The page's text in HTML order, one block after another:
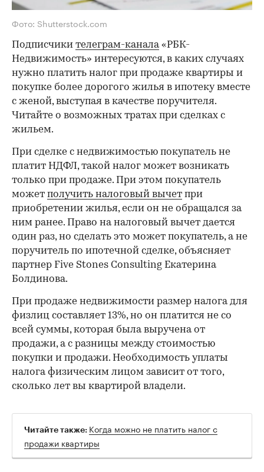
Фото: Shutterstock.com
Подписчики телеграм-канала«РБК-
Недвижимость» интересуются, в каких случаях
нужно платить налог при продаже квартиры и
покупке более дорогого жилья в ипотеку вместе
с женой, выступая в качестве поручителя.
Читайте о возможных тратах при сделках с
жильем.
При сделке с недвижимостью покупатель не
платит НДФЛ, такой налог может возникать
только при продаже. При этом покупатель
может получить налоговый вычет при
приобретении жилья, если он не обращался за
ним ранее. Право на налоговый вычет дается
один раз, но сделать это может покупатель, а не
поручитель по ипотечной сделке, объясняет
партнер Five Stones Consulting Екатерина
Болдинова.
При продаже недвижимости размер налога для
физлиц составляет 13%, но он платится не со
всей суммы, которая была выручена от
продажи, а с разницы между стоимостью
покупки и продажи. Необходимость уплаты
налога физическим лицом зависит от того,
сколько лет вы квартирой владели.
Читайте также: Когда можно не платить налог с
продажи квартиры